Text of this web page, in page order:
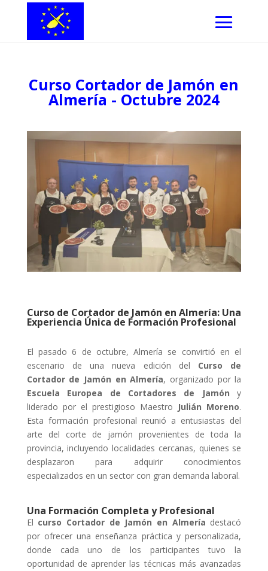
Curso Cortador de Jamón en
Almería - Octubre 2024
Curso de Cortador de Jamón en Almería: Una
Experiencia Única de Formación Profesional
El pasado 6 de octubre, Almería se convirtió en el
escenario de una nueva edición del Curso de
Cortador de Jamón en Almería, organizado por la
Escuela Europea de Cortadores de Jamón y
liderado por el prestigioso Maestro Julián Moreno.
Esta formación profesional reunió a entusiastas del
arte del corte de jamón provenientes de toda la
provincia, incluyendo localidades cercanas, quienes se
desplazaron para adquirir conocimientos
especializados en un sector con gran demanda laboral.
Una Formación Completa y Profesional
El curso Cortador de Jamón en Almería destacó
por ofrecer una enseñanza práctica y personalizada,
donde cada uno de los participantes tuvo la
oportunidad de aprender las técnicas más avanzadas